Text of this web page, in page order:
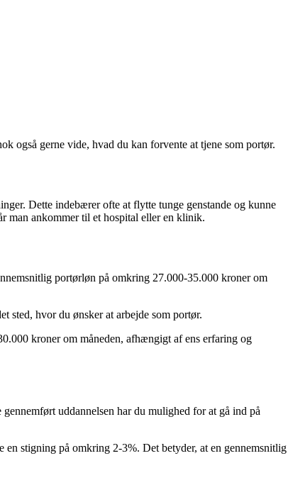
også gerne vide, hvad du kan forvente at tjene som portør.
Dette indebærer ofte at flytte tunge genstande og kunne
man ankommer til et hospital eller en klinik.
portørløn på omkring 27.000-35.000 kroner om
sted, hvor du ønsker at arbejde som portør.
kroner om måneden, afhængigt af ens erfaring og
uddannelsen har du mulighed for at gå ind på
stigning på omkring 2-3%. Det betyder, at en gennemsnitlig